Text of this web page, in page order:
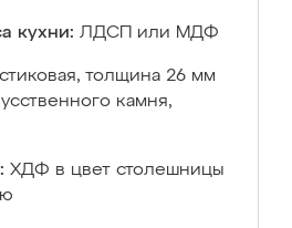
кухни: ЛДСП или МДФ
толщина 26 мм
камня,
ХДФ в цвет столешницы